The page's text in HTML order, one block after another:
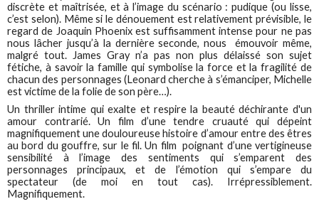
discrète et maîtrisée, et à l’image du scénario : pudique (ou lisse,
c’est selon). Même si le dénouement est relativement prévisible, le
regard de Joaquin Phoenix est suffisamment intense pour ne pas
nous lâcher jusqu’à la dernière seconde, nous émouvoir même,
malgré tout. James Gray n’a pas non plus délaissé son sujet
fétiche, à savoir la famille qui symbolise la force et la fragilité de
chacun des personnages (Leonard cherche à s’émanciper, Michelle
est victime de la folie de son père…).
Un thriller intime qui exalte et respire la beauté déchirante d'un
amour contrarié. Un film d’une tendre cruauté qui dépeint
magnifiquement une douloureuse histoire d’amour entre des êtres
au bord du gouffre, sur le fil. Un film poignant d’une vertigineuse
sensibilité à l’image des sentiments qui s’emparent des
personnages principaux, et de l’émotion qui s’empare du
spectateur (de moi en tout cas). Irrépressiblement.
Magnifiquement.